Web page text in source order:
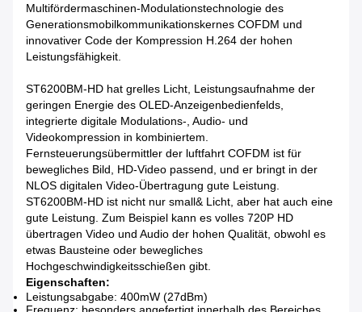
Multifördermaschinen-Modulationstechnologie des
Generationsmobilkommunikationskernes COFDM und
innovativer Code der Kompression H.264 der hohen
Leistungsfähigkeit.
ST6200BM-HD hat grelles Licht, Leistungsaufnahme der
geringen Energie des OLED-Anzeigenbedienfelds,
integrierte digitale Modulations-, Audio- und
Videokompression in kombiniertem.
Fernsteuerungsübermittler der luftfahrt COFDM ist für
bewegliches Bild, HD-Video passend, und er bringt in der
NLOS digitalen Video-Übertragung gute Leistung.
ST6200BM-HD ist nicht nur small& Licht, aber hat auch eine
gute Leistung. Zum Beispiel kann es volles 720P HD
übertragen Video und Audio der hohen Qualität, obwohl es
etwas Bausteine oder bewegliches
Hochgeschwindigkeitsschießen gibt.
Eigenschaften:
Leistungsabgabe: 400mW (27dBm)